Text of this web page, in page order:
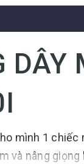
DÂY
mình 1
và nâng